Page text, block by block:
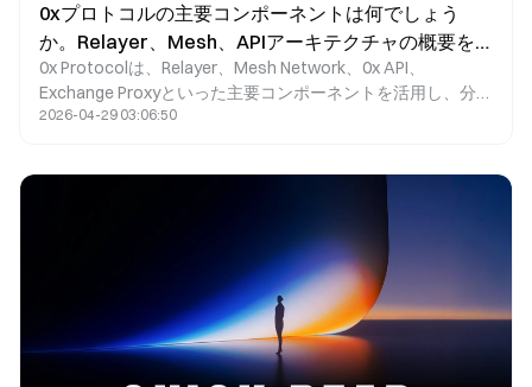
0xプロトコルの主要コンポーネントは何でしょう
か。Relayer、Mesh、APIアーキテクチャの概要を
ご紹介します。
0x Protocolは、Relayer、Mesh Network、0x API、
Exchange Proxyといった主要コンポーネントを活用し、分散
型取引インフラを構築しています。Relayerはオフチェーン
の執行と流動性ルーティングを監督します。これらのコンポ
ーネントが連携することで、オフチェーン注文伝播とオンチ
ェーン取引決済が融合したアーキテクチャが実現されます。
ウォレットやDEX、DeFiアプリケーションは、単一の統合イ
ンターフェースを介して複数ソースの流動性へアクセスでき
ます。
2026-04-29 03:06:50